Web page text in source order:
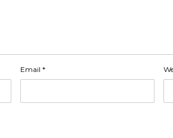
Email *